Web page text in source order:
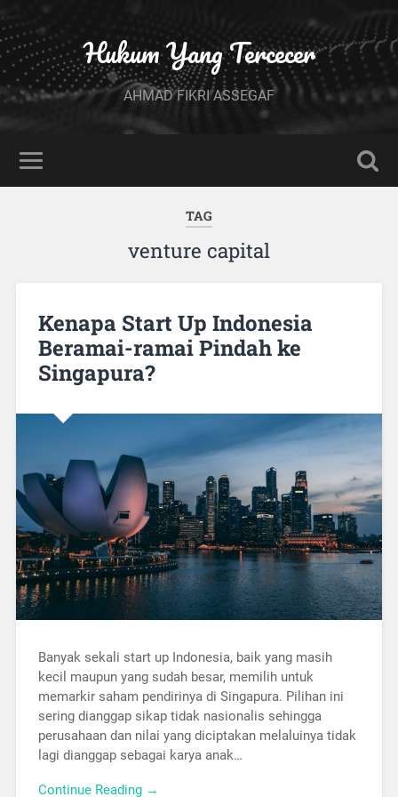
Hukum Yang Tercecer
AHMAD FIKRI ASSEGAF
TAG
venture capital
Kenapa Start Up Indonesia
Beramai-ramai Pindah ke
Singapura?
Banyak sekali start up Indonesia, baik yang masih
kecil maupun yang sudah besar, memilih untuk
memarkir saham pendirinya di Singapura. Pilihan ini
sering dianggap sikap tidak nasionalis sehingga
perusahaan dan nilai yang diciptakan melaluinya tidak
lagi dianggap sebagai karya anak…
Continue Reading →